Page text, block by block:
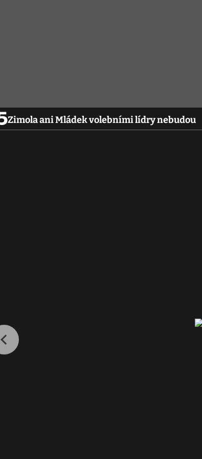
Zimola ani Mládek volebními lídry nebudou